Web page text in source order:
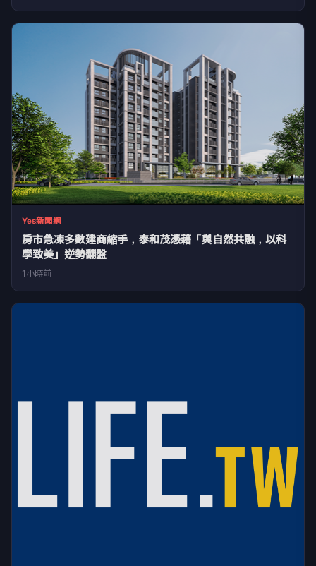
Yes新聞網
房市急凍多數建商縮手，泰和茂憑藉「與自然共融，以科
學致美」逆勢翻盤
1小時前